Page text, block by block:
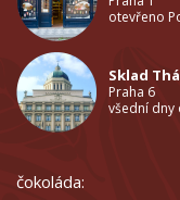
otevřeno
Sklad
Praha 6
všední dny
čokoláda: